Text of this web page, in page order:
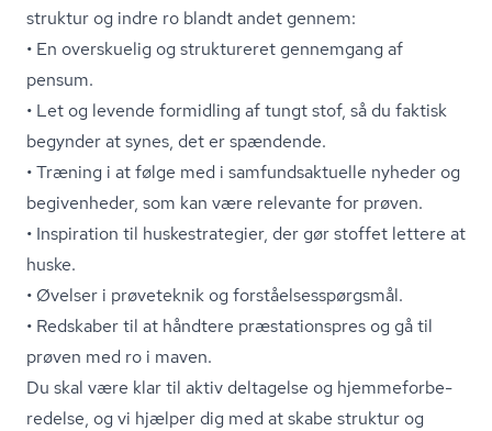
struktur og indre ro blandt andet gennem:
• En overskuelig og struktureret gennemgang af
pensum.
• Let og levende formidling af tungt stof, så du faktisk
begynder at synes, det er spændende.
• Træning i at følge med i sam­fundsak­tu­el­le nyheder og
begivenheder, som kan være relevante for prøven.
• Inspiration til hu­ske­stra­te­gi­er, der gør stoffet lettere at
huske.
• Øvelser i prøveteknik og for­stå­el­ses­spørgs­mål.
• Redskaber til at håndtere præ­sta­tions­pres og gå til
prøven med ro i maven.
Du skal være klar til aktiv deltagelse og hjem­me­for­be­
re­del­se, og vi hjælper dig med at skabe struktur og